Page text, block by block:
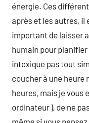
énergie. Ces
après et les autres, il
important de laisser
humain pour planifier
intoxique pas tout
coucher à une heure
heures, mais je vous
ordinateur ), de ne